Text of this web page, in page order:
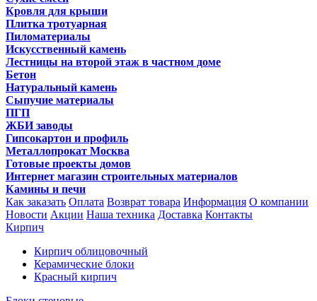
Кровля для крыши
Плитка тротуарная
Пиломатериалы
Искусственный камень
Лестницы на второй этаж в частном доме
Бетон
Натуральный камень
Сыпучие материалы
ПГП
ЖБИ заводы
Гипсокартон и профиль
Металлопрокат Москва
Готовые проекты домов
Интернет магазин строительных материалов
Камины и печи
Как заказать Оплата Возврат товара Информация О компании
Новости Акции Наша техника Доставка Контакты
Кирпич
Кирпич облицовочный
Керамические блоки
Красный кирпич